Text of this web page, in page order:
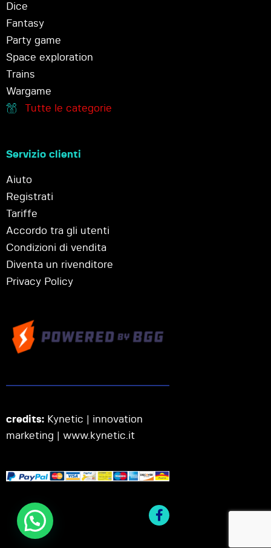
Dice
Fantasy
Party game
Space exploration
Trains
Wargame
Tutte le categorie
Servizio clienti
Aiuto
Registrati
Tariffe
Accordo tra gli utenti
Condizioni di vendita
Diventa un rivenditore
Privacy Policy
credits: Kynetic | innovation
marketing | www.kynetic.it